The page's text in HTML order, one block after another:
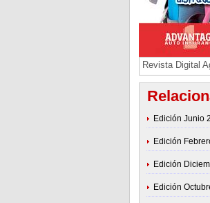
Revista Digital
Edición Junio
Edición
Edición
Edición